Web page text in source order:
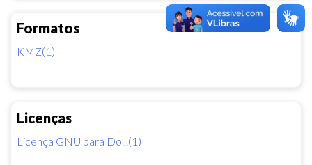
Formatos
KMZ(1)
Licenças
Licença GNU para Do...(1)